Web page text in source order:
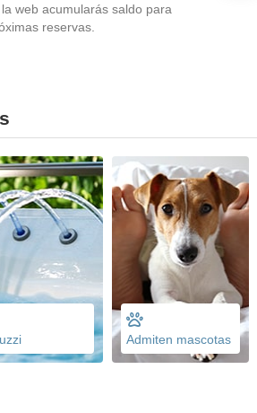
web acumularás saldo para
reservas.
Admiten mascotas